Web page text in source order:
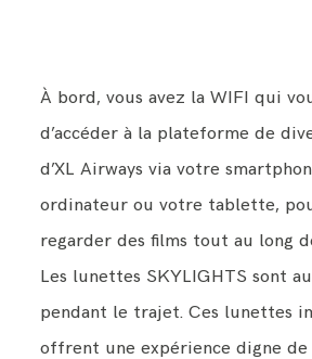
À bord, vous avez la WIFI qui
d’accéder à la plateforme de
d’XL Airways via votre
ordinateur ou votre tablette,
regarder des films tout au long
Les lunettes SKYLIGHTS sont
pendant le trajet. Ces lunettes
offrent une expérience digne de